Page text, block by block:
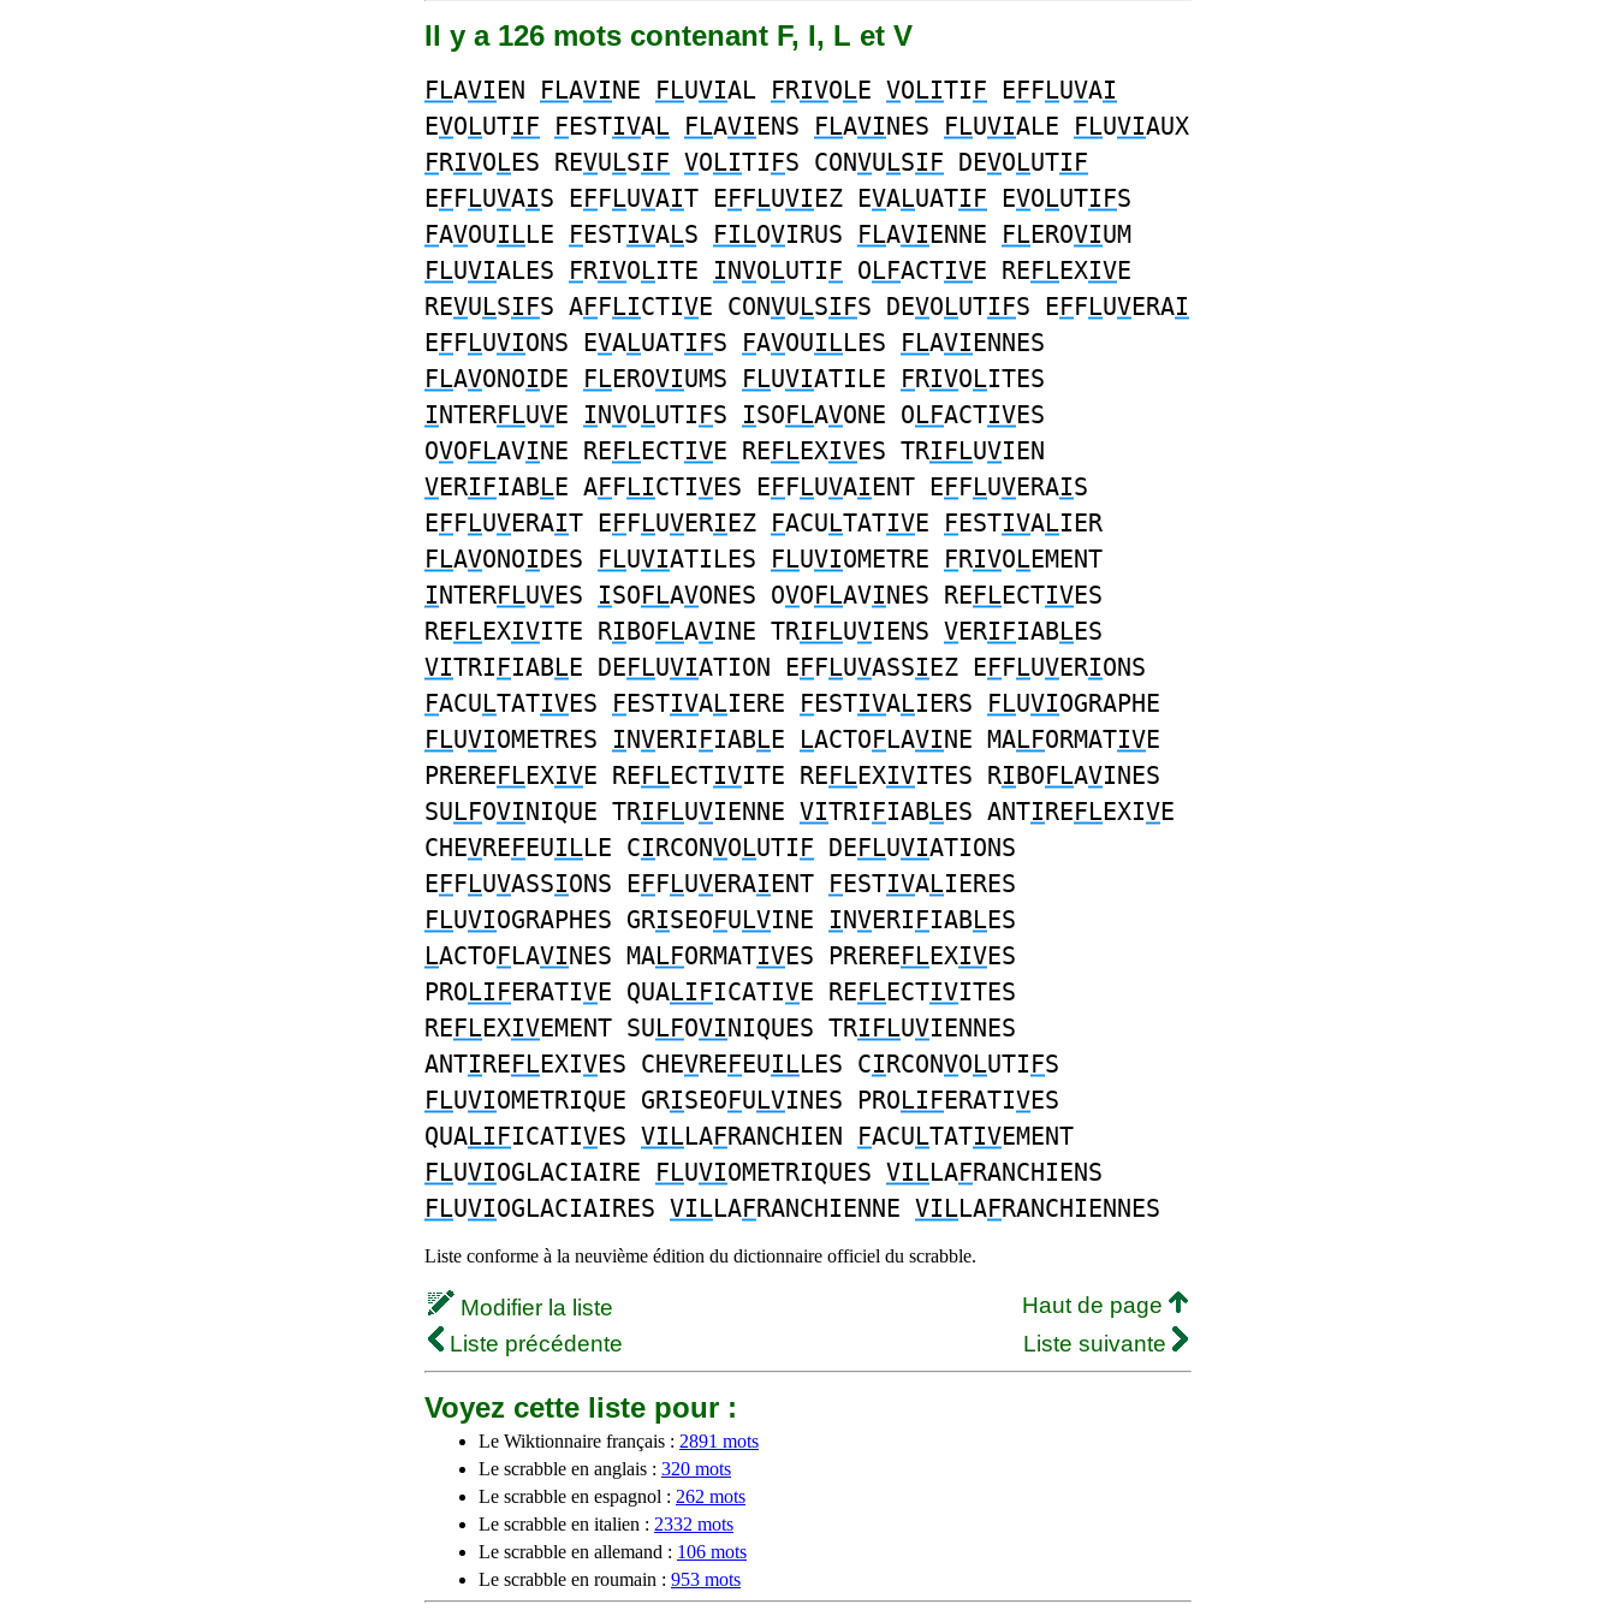
Il y a 126 mots contenant F, I, L et V
FLAVIEN FLAVINE FLUVIAL FRIVOLE VOLITIF EFFLUVAI
EVOLUTIF FESTIVAL FLAVIENS FLAVINES FLUVIALE FLUVIAUX
FRIVOLES REVULSIF VOLITIFS CONVULSIF DEVOLUTIF
EFFLUVAIS EFFLUVAIT EFFLUVIEZ EVALUATIF EVOLUTIFS
FAVOUILLE FESTIVALS FILOVIRUS FLAVIENNE FLEROVIUM
FLUVIALES FRIVOLITE INVOLUTIF OLFACTIVE REFLEXIVE
REVULSIFS AFFLICTIVE CONVULSIFS DEVOLUTIFS EFFLUVERAI
EFFLUVIONS EVALUATIFS FAVOUILLES FLAVIENNES
FLAVONOIDE FLEROVIUMS FLUVIATILE FRIVOLITES
INTERFLUVE INVOLUTIFS ISOFLAVONE OLFACTIVES
OVOFLAVINE REFLECTIVE REFLEXIVES TRIFLUVIEN
VERIFIABLE AFFLICTIVES EFFLUVAIENT EFFLUVERAIS
EFFLUVERAIT EFFLUVERIEZ FACULTATIVE FESTIVALIER
FLAVONOIDES FLUVIATILES FLUVIOMETRE FRIVOLEMENT
INTERFLUVES ISOFLAVONES OVOFLAVINES REFLECTIVES
REFLEXIVITE RIBOFLAVINE TRIFLUVIENS VERIFIABLES
VITRIFIABLE DEFLUVIATION EFFLUVASSIEZ EFFLUVERIONS
FACULTATIVES FESTIVALIERE FESTIVALIERS FLUVIOGRAPHE
FLUVIOMETRES INVERIFIABLE LACTOFLAVINE MALFORMATIVE
PREREFLEXIVE REFLECTIVITE REFLEXIVITES RIBOFLAVINES
SULFOVINIQUE TRIFLUVIENNE VITRIFIABLES ANTIREFLEXIVE
CHEVREFEUILLE CIRCONVOLUTIF DEFLUVIATIONS
EFFLUVASSIONS EFFLUVERAIENT FESTIVALIERES
FLUVIOGRAPHES GRISEOFULVINE INVERIFIABLES
LACTOFLAVINES MALFORMATIVES PREREFLEXIVES
PROLIFERATIVE QUALIFICATIVE REFLECTIVITES
REFLEXIVEMENT SULFOVINIQUES TRIFLUVIENNES
ANTIREFLEXIVES CHEVREFEUILLES CIRCONVOLUTIFS
FLUVIOMETRIQUE GRISEOFULVINES PROLIFERATIVES
QUALIFICATIVES VILLAFRANCHIEN FACULTATIVEMENT
FLUVIOGLACIAIRE FLUVIOMETRIQUES VILLAFRANCHIENS
FLUVIOGLACIAIRES VILLAFRANCHIENNE VILLAFRANCHIENNES
Liste conforme à la neuvième édition du dictionnaire officiel du scrabble.
Modifier la liste
Haut de page
Liste précédente
Liste suivante
Voyez cette liste pour :
Le Wiktionnaire français : 2891 mots
Le scrabble en anglais : 320 mots
Le scrabble en espagnol : 262 mots
Le scrabble en italien : 2332 mots
Le scrabble en allemand : 106 mots
Le scrabble en roumain : 953 mots